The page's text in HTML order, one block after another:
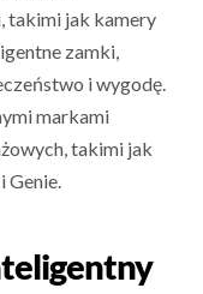
takimi jak kamery
zamki,
i wygodę.
markami
takimi jak
Genie.